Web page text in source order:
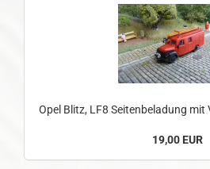
Opel Blitz, LF8 Seitenbeladung
19,00 EUR